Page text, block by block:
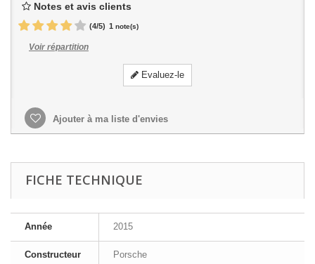
Notes et avis clients
(4/5) 1 note(s)
Voir répartition
Evaluez-le
Ajouter à ma liste d'envies
FICHE TECHNIQUE
Année 2015
Constructeur Porsche